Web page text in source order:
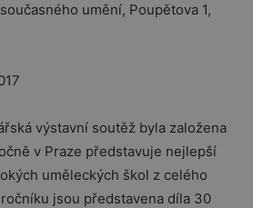
umění, Poupětova 1,
výstavní soutěž byla založena
v Praze představuje nejlepší
uměleckých škol z celého
jsou představena díla 30